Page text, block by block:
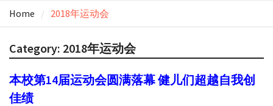
Home 2018年运动会
Category: 2018年运动会
本校第14届运动会圆满落幕 健儿们超越自我创
佳绩